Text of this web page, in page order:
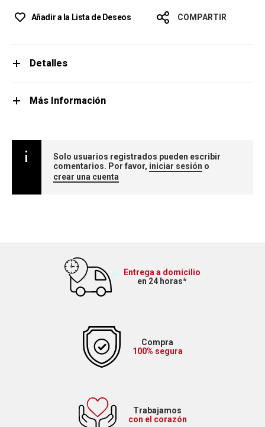
Añadir a la Lista de Deseos COMPARTIR
Detalles
Más Información
Solo usuarios registrados pueden escribir
comentarios. Por favor, iniciar sesión o
crear una cuenta
Entrega a domicilio
en 24 horas*
Compra
100% segura
Trabajamos
con el corazón